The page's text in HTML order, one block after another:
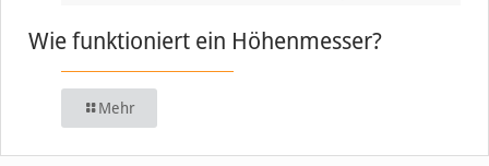
Wie funktioniert ein Höhenmesser?
Mehr